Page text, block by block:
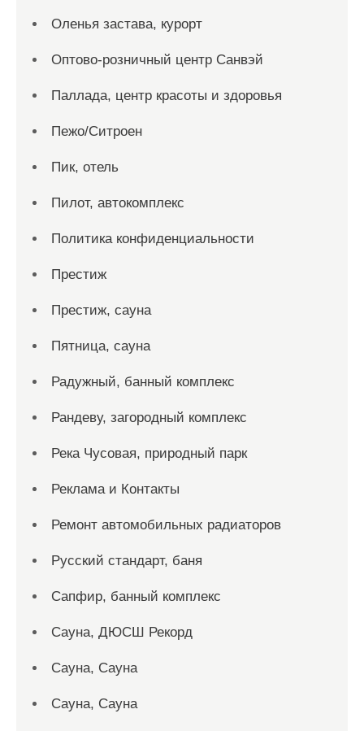
Оленья застава, курорт
Оптово-розничный центр Санвэй
Паллада, центр красоты и здоровья
Пежо/Ситроен
Пик, отель
Пилот, автокомплекс
Политика конфиденциальности
Престиж
Престиж, сауна
Пятница, сауна
Радужный, банный комплекс
Рандеву, загородный комплекс
Река Чусовая, природный парк
Реклама и Контакты
Ремонт автомобильных радиаторов
Русский стандарт, баня
Сапфир, банный комплекс
Сауна, ДЮСШ Рекорд
Сауна, Сауна
Сауна, Сауна